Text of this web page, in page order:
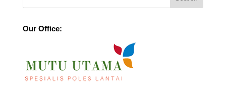
Our Office: